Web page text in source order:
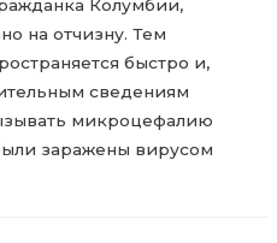
Колумбии,
на отчизну. Тем
быстро и,
сведениям
микроцефалию
заражены вирусом